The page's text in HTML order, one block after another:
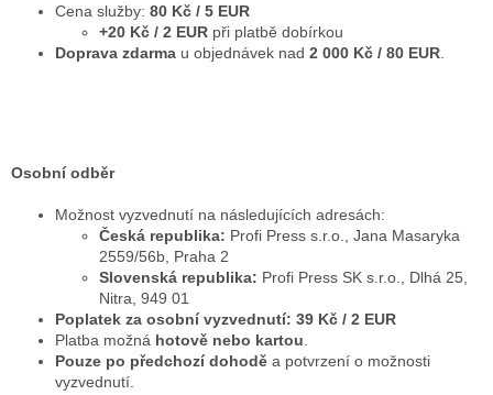
Cena služby: 80 Kč / 5 EUR
+20 Kč / 2 EUR při platbě dobírkou
Doprava zdarma u objednávek nad 2 000 Kč / 80 EUR
Osobní odběr
Možnost vyzvednutí na následujících adresách:
Česká republika: Profi Press s.r.o., Jana Masaryka
2559/56b, Praha 2
Slovenská republika: Profi Press SK s.r.o., Dlhá 25,
Nitra, 949 01
Poplatek za osobní vyzvednutí: 39 Kč / 2 EUR
Platba možná hotově nebo kartou
Pouze po předchozí dohodě a potvrzení o možnosti
vyzvednutí.